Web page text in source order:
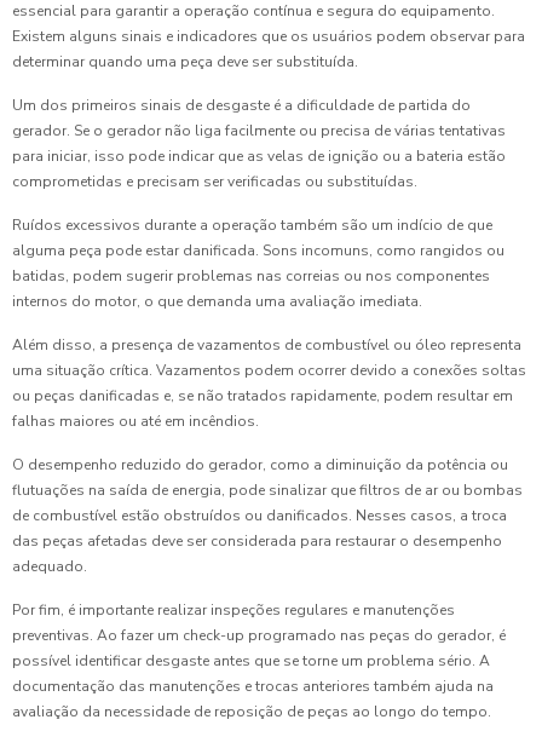
essencial para garantir a operação contínua e segura do equipamento.
Existem alguns sinais e indicadores que os usuários podem observar para
determinar quando uma peça deve ser substituída.
Um dos primeiros sinais de desgaste é a dificuldade de partida do
gerador. Se o gerador não liga facilmente ou precisa de várias tentativas
para iniciar, isso pode indicar que as velas de ignição ou a bateria estão
comprometidas e precisam ser verificadas ou substituídas.
Ruídos excessivos durante a operação também são um indício de que
alguma peça pode estar danificada. Sons incomuns, como rangidos ou
batidas, podem sugerir problemas nas correias ou nos componentes
internos do motor, o que demanda uma avaliação imediata.
Além disso, a presença de vazamentos de combustível ou óleo representa
uma situação crítica. Vazamentos podem ocorrer devido a conexões soltas
ou peças danificadas e, se não tratados rapidamente, podem resultar em
falhas maiores ou até em incêndios.
O desempenho reduzido do gerador, como a diminuição da potência ou
flutuações na saída de energia, pode sinalizar que filtros de ar ou bombas
de combustível estão obstruídos ou danificados. Nesses casos, a troca
das peças afetadas deve ser considerada para restaurar o desempenho
adequado.
Por fim, é importante realizar inspeções regulares e manutenções
preventivas. Ao fazer um check-up programado nas peças do gerador, é
possível identificar desgaste antes que se torne um problema sério. A
documentação das manutenções e trocas anteriores também ajuda na
avaliação da necessidade de reposição de peças ao longo do tempo.